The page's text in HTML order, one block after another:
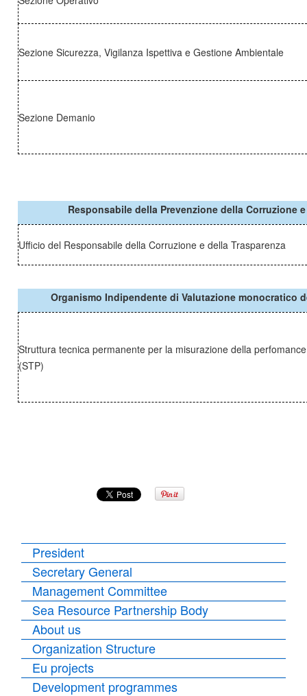
Sezione Sicurezza, Vigilanza Ispettiva e Gestione Ambientale
Sezione Demanio
Responsabile della Prevenzione della Corruzione
Ufficio del Responsabile della Corruzione e della Trasparenza
Organismo Indipendente di Valutazione monocratico
Struttura tecnica permanente per la misurazione della perfomance
(STP)
President
Secretary General
Management Committee
Sea Resource Partnership Body
About us
Organization Structure
Eu projects
Development programmes